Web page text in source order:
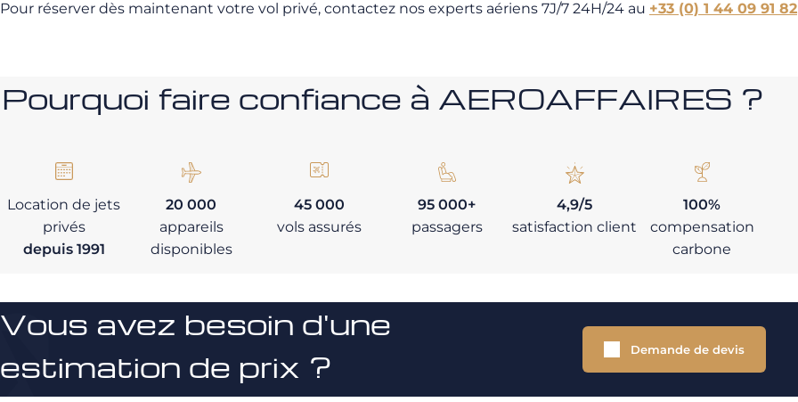
Pour réserver dès maintenant votre vol privé, contactez nos experts aériens 7J/7 24H/24 au +33 (0) 1 44 09 91 82
Pourquoi faire confiance à AEROAFFAIRES ?
Location de jets
privés
depuis 1991
20 000
appareils
disponibles
45 000
vols assurés
95 000+
passagers
4,9/5
satisfaction client
100%
compensation
carbone
Vous avez besoin d'une
estimation de prix ?
Demande de devis